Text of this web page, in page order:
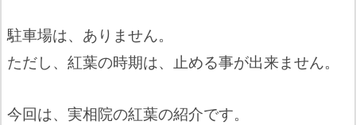
駐車場は、ありません。
ただし、紅葉の時期は、止める事が出来ません。
今回は、実相院の紅葉の紹介です。